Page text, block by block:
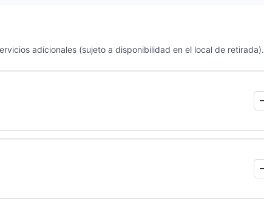
adicionales (sujeto a disponibilidad en el local de retirada).